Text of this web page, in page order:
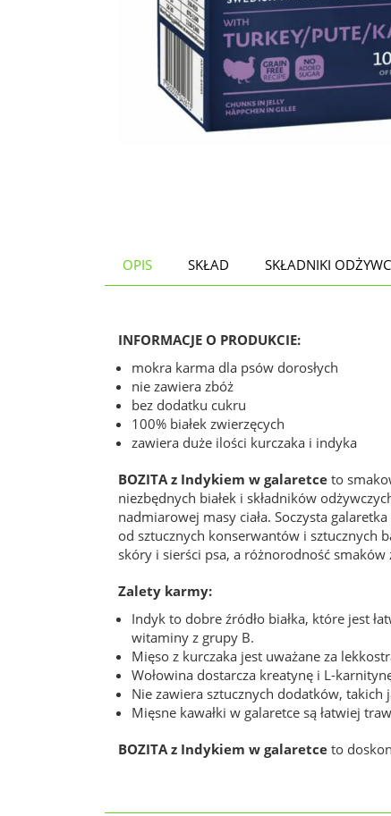
OPIS SKŁAD SKŁADNIKI
INFORMACJE O PRODUKCIE:
mokra karma dla psów dorosłych
nie zawiera zbóż
bez dodatku cukru
100% białek zwierzęcych
zawiera duże ilości kurczaka i indyka
BOZITA z Indykiem w galaretce to
niezbędnych białek i składników
nadmiarowej masy ciała. Soczysta
od sztucznych konserwantów i sztucznych
skóry i sierści psa, a różnorodność
Zalety karmy:
Indyk to dobre źródło białka, które jest
witaminy z grupy B.
Mięso z kurczaka jest uważane za
Wołowina dostarcza kreatynę i L-
Nie zawiera sztucznych dodatków,
Mięsne kawałki w galaretce są łatwiej
BOZITA z Indykiem w galaretce to